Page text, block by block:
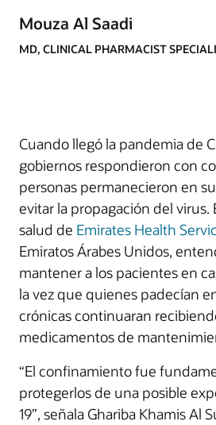
Mouza Al Saadi
MD, CLINICAL PHARMACIST
Cuando llegó la pandemia de
gobiernos respondieron con
personas permanecieron en
evitar la propagación del virus.
salud de Emirates Health
Emiratos Árabes Unidos,
mantener a los pacientes en
la vez que quienes padecían
crónicas continuaran
medicamentos de
“El confinamiento fue
protegerlos de una posible
19”, señala Ghariba Khamis Al